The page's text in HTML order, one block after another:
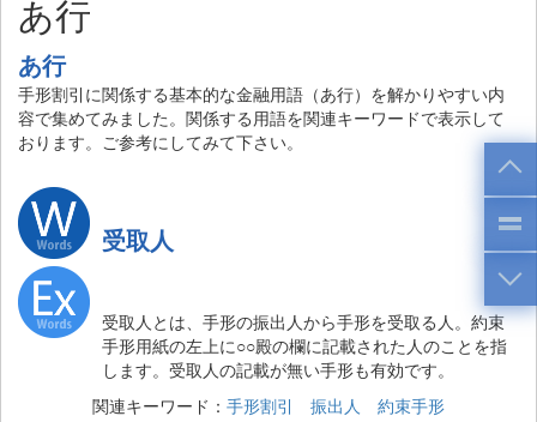
あ行
あ行
手形割引に関係する基本的な金融用語（あ行）を解かりやすい内
容で集めてみました。関係する用語を関連キーワードで表示して
おります。ご参考にしてみて下さい。
受取人
受取人とは、手形の振出人から手形を受取る人。約束
手形用紙の左上に○○殿の欄に記載された人のことを指
します。受取人の記載が無い手形も有効です。
関連キーワード： 手形割引 振出人 約束手形